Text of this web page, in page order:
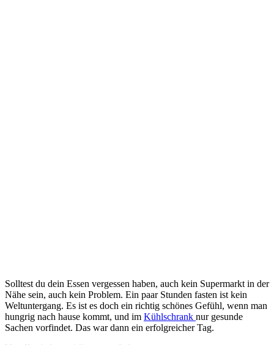
Solltest du dein Essen vergessen haben, auch kein Supermarkt in der
Nähe sein, auch kein Problem. Ein paar Stunden fasten ist kein
Weltuntergang. Es ist es doch ein richtig schönes Gefühl, wenn man
hungrig nach hause kommt, und im Kühlschrank nur gesunde
Sachen vorfindet. Das war dann ein erfolgreicher Tag.